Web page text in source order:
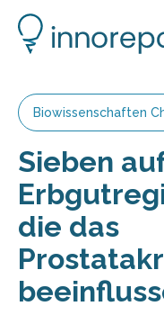
Biowissenschaften
Sieben
die das